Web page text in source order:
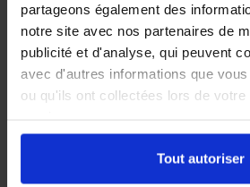
partageons également des
notre site avec nos partenaires de
publicité et d'analyse, qui peuvent
avec d'autres informations que
ou qu'ils ont collectées lors de votre
Tout autoriser
Nous avons
À Lormont, faire face à une infestation
compétente et fiable. As de Pic se
anti-nuisible de premier plan, offrant